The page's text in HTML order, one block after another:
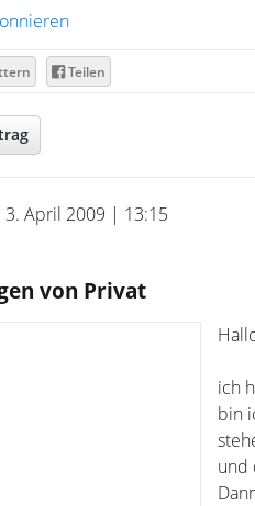
Teilen
3. April 2009 | 13:15
von Privat
ich
bin
und